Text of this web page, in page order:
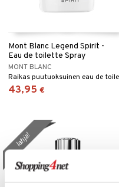
Mont Blanc Legend Spirit -
Eau de toilette Spray
MONT BLANC
43,95 €
lahja!